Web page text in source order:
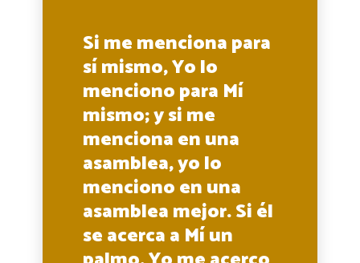
Si me menciona para
sí mismo, Yo lo
menciono para Mí
mismo; y si me
menciona en una
asamblea, yo lo
menciono en una
asamblea mejor. Si él
se acerca a Mí un